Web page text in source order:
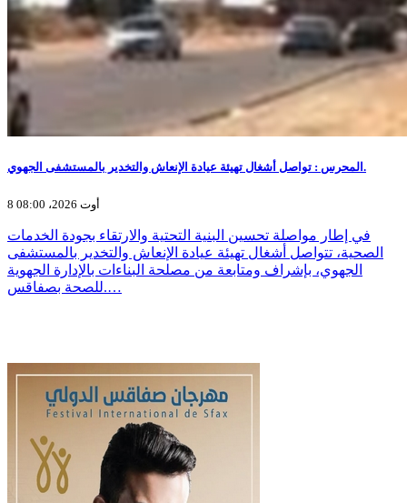
المحرس : تواصل أشغال تهيئة عيادة الإنعاش والتخدير بالمستشفى الجهوي.
8 أوت 2026، 08:00
في إطار مواصلة تحسين البنية التحتية والارتقاء بجودة الخدمات
الصحية، تتواصل أشغال تهيئة عيادة الإنعاش والتخدير بالمستشفى
الجهوي، بإشراف ومتابعة من مصلحة البناءات بالإدارة الجهوية
للصحة بصفاقس.…